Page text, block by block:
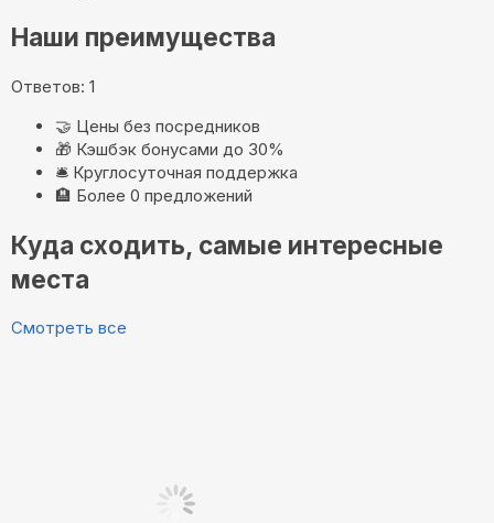
Наши преимущества
Ответов: 1
🤝 Цены без посредников
🎁 Кэшбэк бонусами до 30%
🛎️ Круглосуточная поддержка
🏨 Более 0 предложений
Куда сходить, самые интересные
места
Смотреть все